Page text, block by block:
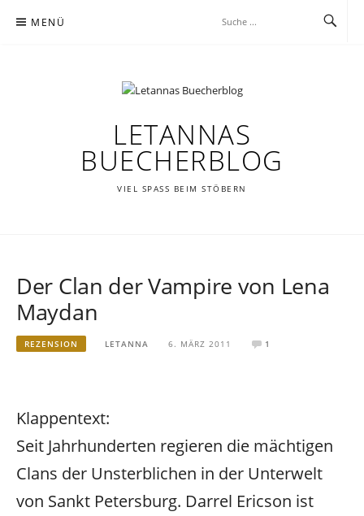
Inhalt MENÜ
LETANNAS
BUECHERBLOG
VIEL SPASS BEIM STÖBERN
Der Clan der Vampire von Lena
Maydan
REZENSION LETANNA 6. MÄRZ 2011 1
Klappentext:
Seit Jahrhunderten regieren die mächtigen
Clans der Unsterblichen in der Unterwelt
von Sankt Petersburg. Darrel Ericson ist